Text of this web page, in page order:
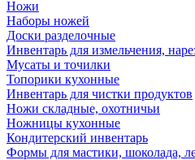
Ножи
Наборы ножей
Доски разделочные
Инвентарь для измельчения,
Мусаты и точилки
Топорики кухонные
Инвентарь для чистки продуктов
Ножи складные, охотничьи
Ножницы кухонные
Кондитерский инвентарь
Формы для мастики, шоколада,